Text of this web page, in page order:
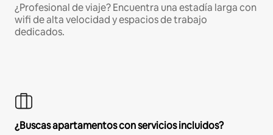
¿Profesional de viaje? Encuentra una estadía larga con
wifi de alta velocidad y espacios de trabajo
dedicados.
¿Buscas apartamentos con servicios incluidos?